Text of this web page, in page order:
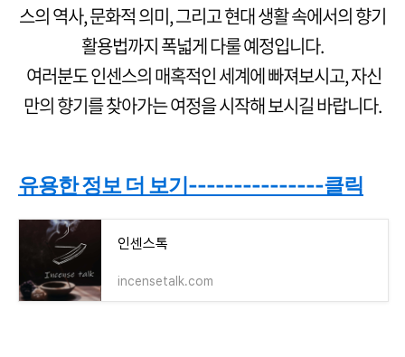
스의 역사, 문화적 의미, 그리고 현대 생활 속에서의 향기
활용법까지 폭넓게 다룰 예정입니다.
여러분도 인센스의 매혹적인 세계에 빠져보시고, 자신
만의 향기를 찾아가는 여정을 시작해 보시길 바랍니다.
유용한 정보 더 보기---------------클릭
인센스톡
incensetalk.com